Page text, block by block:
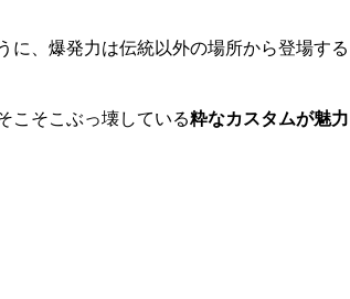
に、爆発力は伝統以外の場所から登場する
こそこぶっ壊している粋なカスタムが魅力